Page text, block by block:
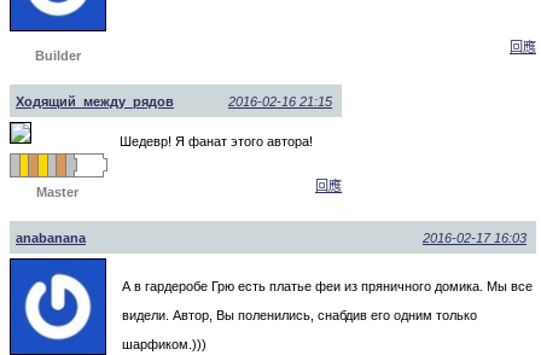
Builder
回應
Ходящий_между_рядов 2016-02-16 21:15
Master
Шедевр! Я фанат этого автора!
回應
anabanana 2016-02-17 16:03
А в гардеробе Грю есть платье феи из пряничного домика. Мы все
видели. Автор, Вы поленились, снабдив его одним только
шарфиком.)))